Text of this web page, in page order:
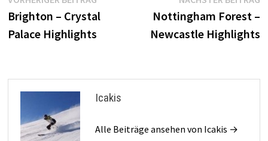
Beitrag:
Brighton – Crystal
Palace Highlights
Nottingham Forest –
Newcastle Highlights
Icakis
Alle Beiträge ansehen von Icakis →